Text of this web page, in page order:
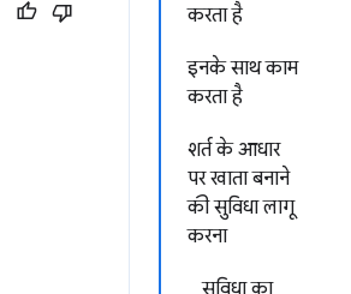
करता है
इनके साथ काम
करता है
शर्त के आधार
पर खाता बनाने
की सुविधा लागू
करना
सुविधा का